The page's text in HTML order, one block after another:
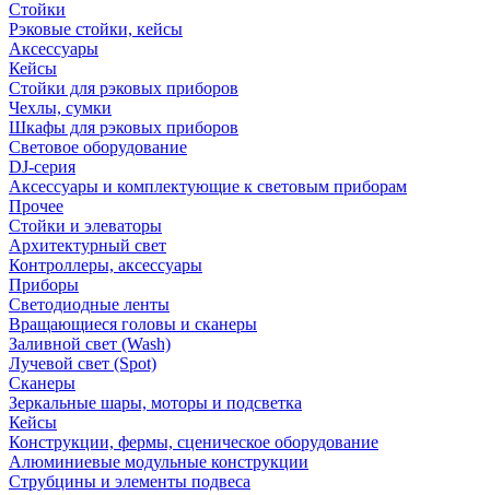
Стойки
Рэковые стойки, кейсы
Аксессуары
Кейсы
Стойки для рэковых приборов
Чехлы, сумки
Шкафы для рэковых приборов
Световое оборудование
DJ-серия
Аксессуары и комплектующие к световым приборам
Прочее
Стойки и элеваторы
Архитектурный свет
Контроллеры, аксессуары
Приборы
Светодиодные ленты
Вращающиеся головы и сканеры
Заливной свет (Wash)
Лучевой свет (Spot)
Сканеры
Зеркальные шары, моторы и подсветка
Кейсы
Конструкции, фермы, сценическое оборудование
Алюминиевые модульные конструкции
Струбцины и элементы подвеса